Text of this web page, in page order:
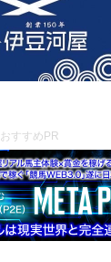
おすすめPR